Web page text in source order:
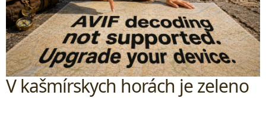
V kašmírskych horách je zeleno